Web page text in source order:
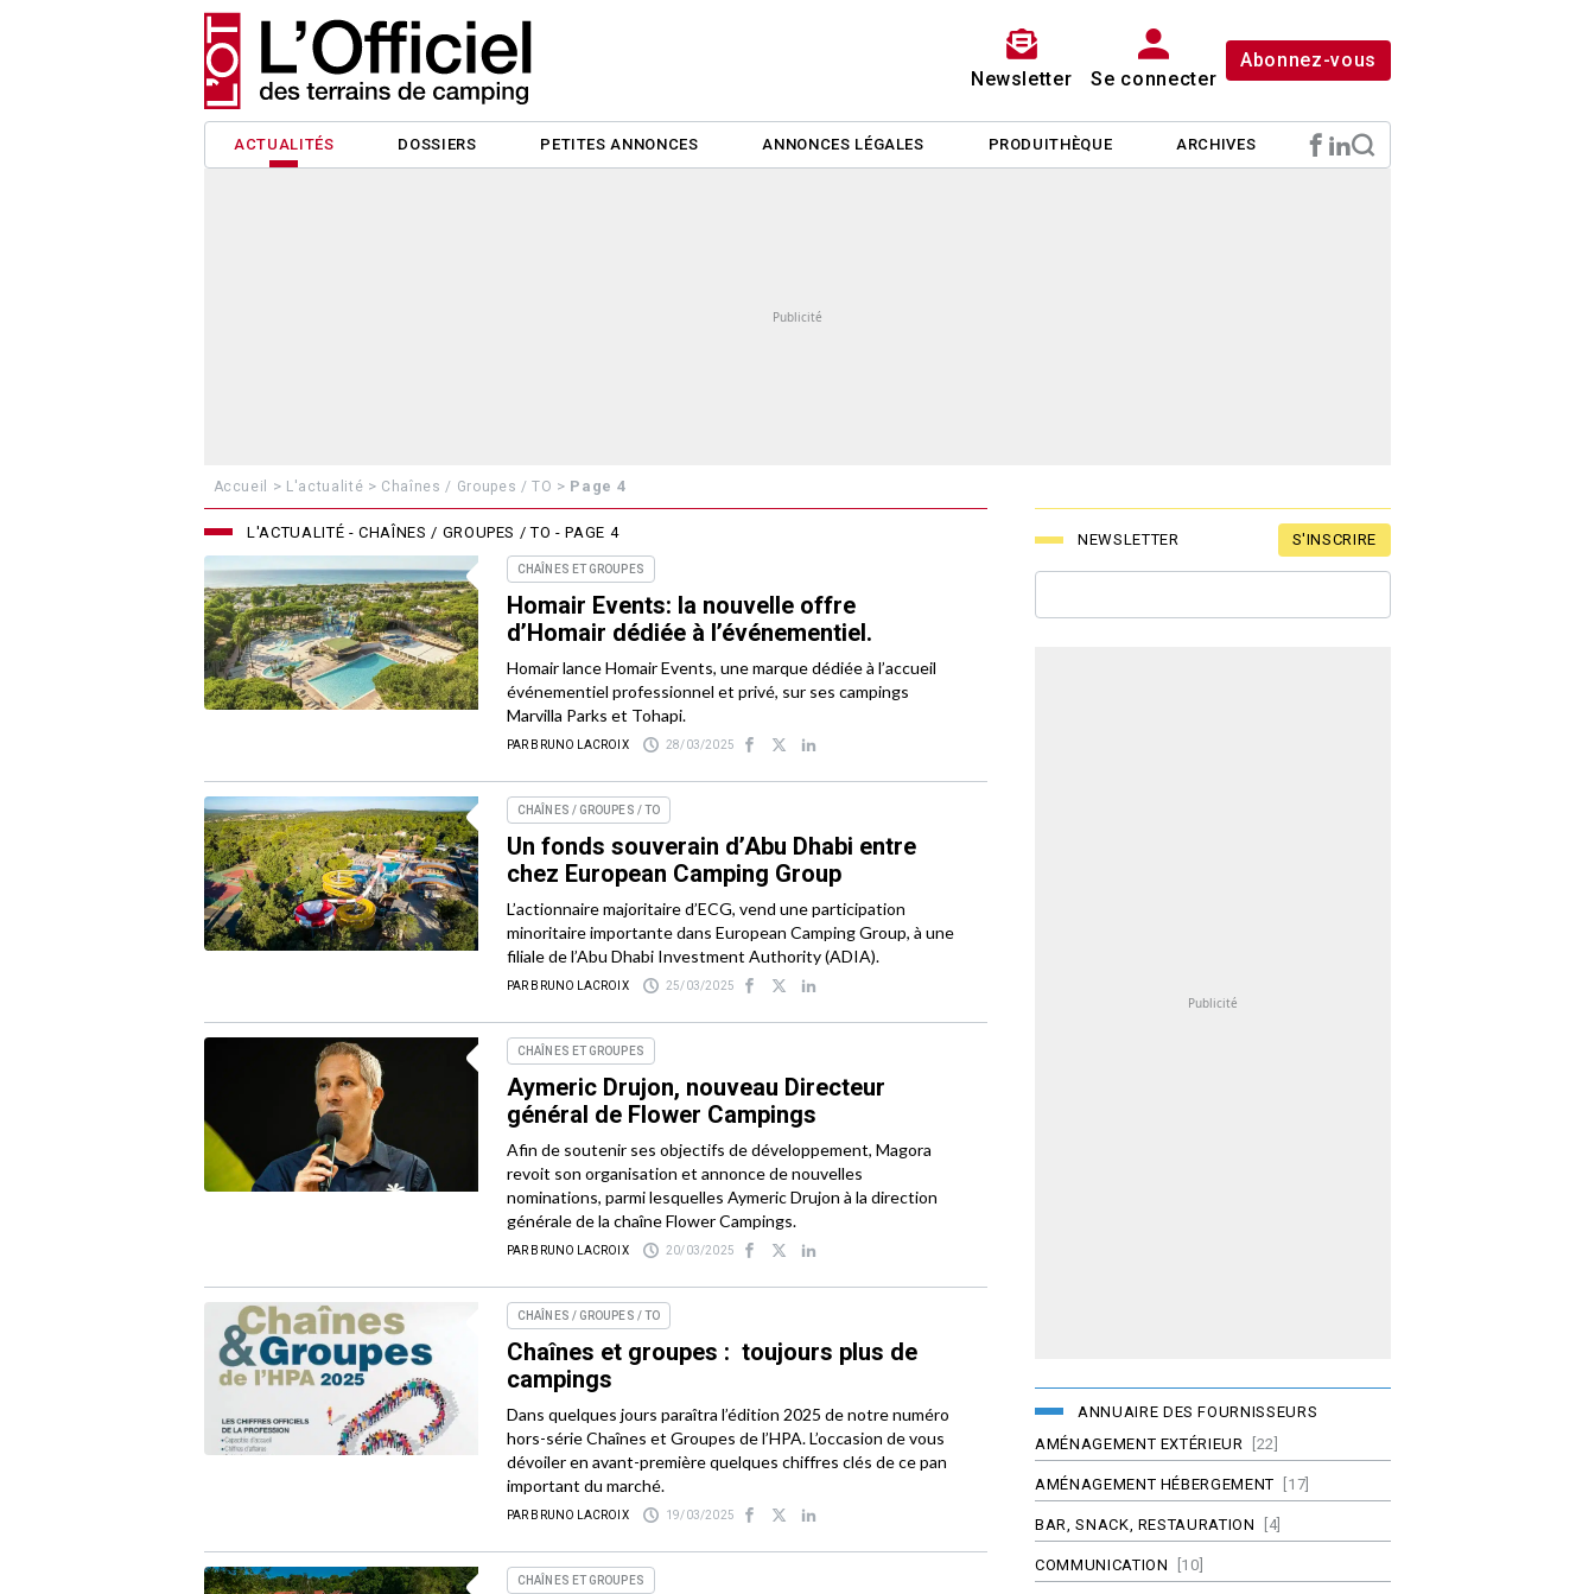
Newsletter Se connecter
Abonnez-vous
ACTUALITÉS DOSSIERS PETITES ANNONCES ANNONCES LÉGALES PRODUITHÈQUE ARCHIVES
Accueil > L'actualité > Chaînes / Groupes / TO > Page 4
L'ACTUALITÉ - CHAÎNES / GROUPES / TO - PAGE 4
CHAÎNES ET GROUPES
Homair Events: la nouvelle offre
d’Homair dédiée à l’événementiel.
Homair lance Homair Events, une marque dédiée à l’accueil
événementiel professionnel et privé, sur ses campings
Marvilla Parks et Tohapi.
PAR BRUNO LACROIX 28/03/2025
CHAÎNES / GROUPES / TO
Un fonds souverain d’Abu Dhabi entre
chez European Camping Group
L’actionnaire majoritaire d’ECG, vend une participation
minoritaire importante dans European Camping Group, à une
filiale de l’Abu Dhabi Investment Authority (ADIA).
PAR BRUNO LACROIX 25/03/2025
CHAÎNES ET GROUPES
Aymeric Drujon, nouveau Directeur
général de Flower Campings
Afin de soutenir ses objectifs de développement, Magora
revoit son organisation et annonce de nouvelles
nominations, parmi lesquelles Aymeric Drujon à la direction
générale de la chaîne Flower Campings.
PAR BRUNO LACROIX 20/03/2025
CHAÎNES / GROUPES / TO
Chaînes et groupes : toujours plus de
campings
Dans quelques jours paraîtra l’édition 2025 de notre numéro
hors-série Chaînes et Groupes de l’HPA. L’occasion de vous
dévoiler en avant-première quelques chiffres clés de ce pan
important du marché.
PAR BRUNO LACROIX 19/03/2025
CHAÎNES ET GROUPES
NEWSLETTER S'INSCRIRE
ANNUAIRE DES FOURNISSEURS
AMÉNAGEMENT EXTÉRIEUR
[22]
AMÉNAGEMENT HÉBERGEMENT [17]
BAR, SNACK, RESTAURATION [4]
COMMUNICATION [10]